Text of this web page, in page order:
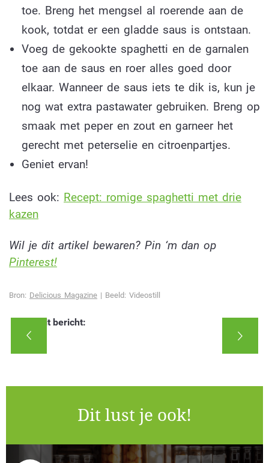
toe. Breng het mengsel al roerende aan de
kook, totdat er een gladde saus is ontstaan.
Voeg de gekookte spaghetti en de garnalen
toe aan de saus en roer alles goed door
elkaar. Wanneer de saus iets te dik is, kun je
nog wat extra pastawater gebruiken. Breng op
smaak met peper en zout en garneer het
gerecht met peterselie en citroenpartjes.
Geniet ervan!
Lees ook: Recept: romige spaghetti met drie
kazen
Wil je dit artikel bewaren? Pin ‘m dan op
Pinterest!
Bron: Delicious Magazine | Beeld: Videostill
Deel dit bericht:
Dit lust je ook!